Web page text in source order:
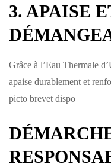
3. APAISE
Grâce à l’Eau Thermale
apaise durablement et
picto brevet dispo